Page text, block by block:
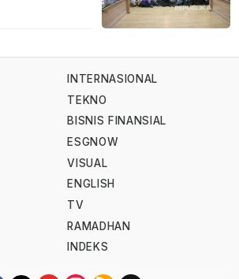
INTERNASIONAL
TEKNO
BISNIS FINANSIAL
ESGNOW
VISUAL
ENGLISH
TV
RAMADHAN
INDEKS